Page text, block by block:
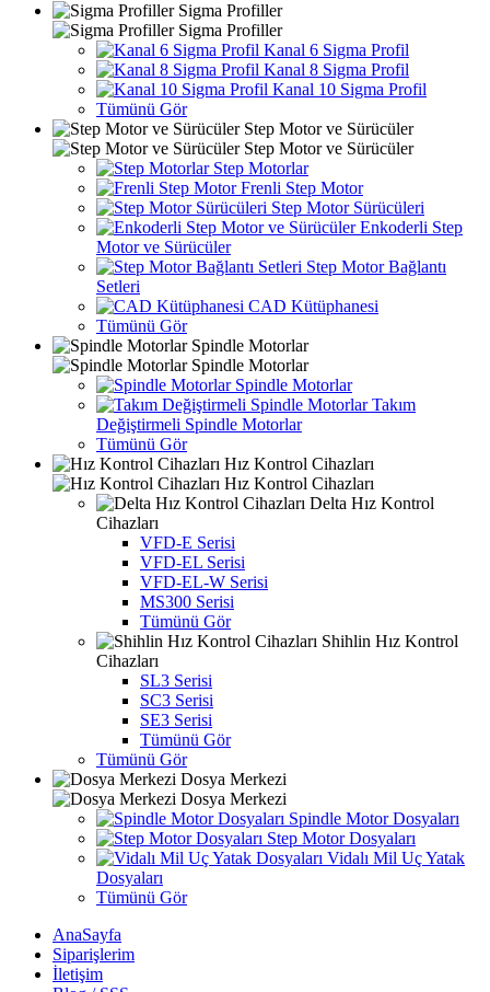
Sigma Profiller
Sigma Profiller
Kanal 6 Sigma Profil
Kanal 8 Sigma Profil
Kanal 10 Sigma Profil
Tümünü Gör
Step Motor ve Sürücüler
Step Motor ve Sürücüler
Step Motorlar
Frenli Step Motor
Step Motor Sürücüleri
Enkoderli Step
Motor ve Sürücüler
Step Motor Bağlantı
Setleri
CAD Kütüphanesi
Tümünü Gör
Spindle Motorlar
Spindle Motorlar
Spindle Motorlar
Takım
Değiştirmeli Spindle Motorlar
Tümünü Gör
Hız Kontrol Cihazları
Hız Kontrol Cihazları
Delta Hız Kontrol
Cihazları
VFD-E Serisi
VFD-EL Serisi
VFD-EL-W Serisi
MS300 Serisi
Tümünü Gör
Shihlin Hız Kontrol
Cihazları
SL3 Serisi
SC3 Serisi
SE3 Serisi
Tümünü Gör
Tümünü Gör
Dosya Merkezi
Dosya Merkezi
Spindle Motor Dosyaları
Step Motor Dosyaları
Vidalı Mil Uç Yatak
Dosyaları
Tümünü Gör
AnaSayfa
Siparişlerim
İletişim